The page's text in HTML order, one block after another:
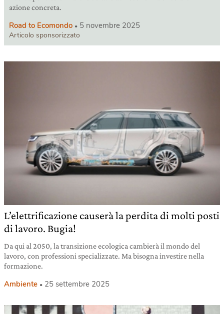
azione concreta.
Road to Ecomondo 5 novembre 2025
Articolo sponsorizzato
L’elettrificazione causerà la perdita di molti posti
di lavoro. Bugia!
Da qui al 2050, la transizione ecologica cambierà il mondo del
lavoro, con professioni specializzate. Ma bisogna investire nella
formazione.
Ambiente 25 settembre 2025